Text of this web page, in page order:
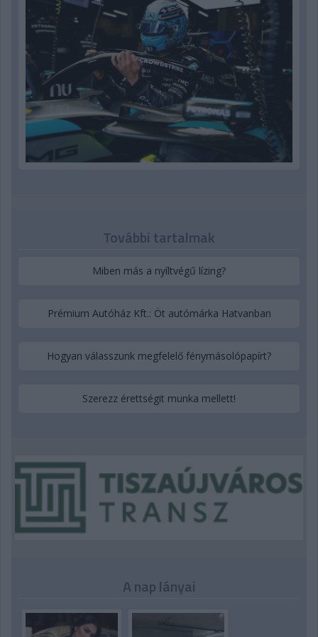
További tartalmak
Miben más a nyíltvégű lízing?
Prémium Autóház Kft.: Öt autómárka Hatvanban
Hogyan válasszunk megfelelő fénymásolópapírt?
Szerezz érettségit munka mellett!
A nap lányai